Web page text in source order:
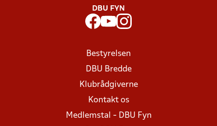
DBU FYN
Bestyrelsen
DBU Bredde
Klubrådgiverne
Kontakt os
Medlemstal - DBU Fyn